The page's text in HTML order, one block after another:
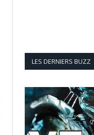
LES DERNIERS BUZZ